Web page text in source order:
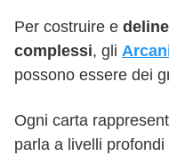
Per costruire e
complessi, gli
possono essere dei
Ogni carta
parla a livelli